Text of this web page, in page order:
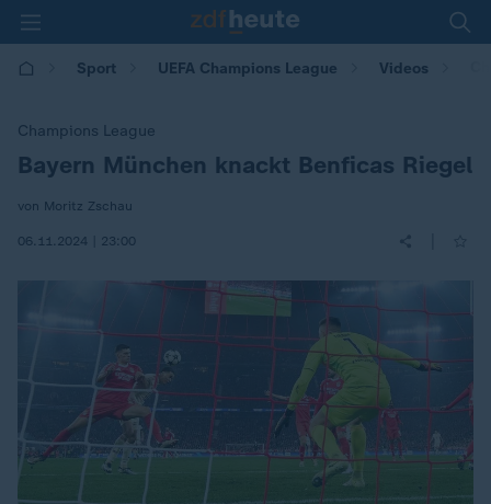
Sport UEFA Champions League Videos
Champions League
:Bayern München knackt Benficas Riegel
von Moritz Zschau
06.11.2024 | 23:00